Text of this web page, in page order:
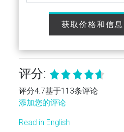
获取价格和信息
评分:
评分4.7基于113条评论
添加您的评论
Read in English